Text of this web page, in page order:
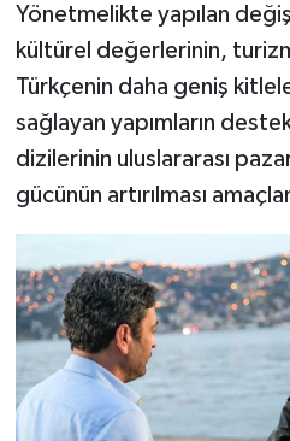
Yönetmelikte yapılan
kültürel değerlerinin,
Türkçenin daha geniş
sağlayan yapımların
dizilerinin uluslararası
gücünün artırılması